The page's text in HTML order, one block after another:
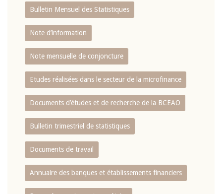
Bulletin Mensuel des Statistiques
Note d’information
Note mensuelle de conjoncture
Etudes réalisées dans le secteur de la microfinance
Documents d’études et de recherche de la BCEAO
Bulletin trimestriel de statistiques
Documents de travail
Annuaire des banques et établissements financiers